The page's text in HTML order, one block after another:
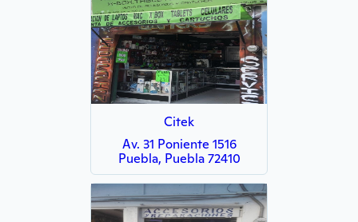
Citek
Av. 31 Poniente 1516
Puebla, Puebla 72410